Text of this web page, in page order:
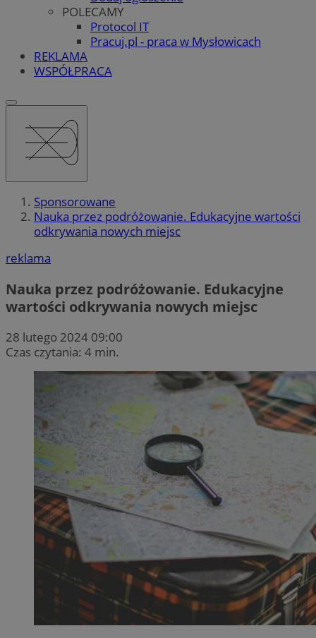
POLECAMY
Protocol IT
Pracuj.pl - praca w Mysłowicach
REKLAMA
WSPÓŁPRACA
Sponsorowane
Nauka przez podróżowanie. Edukacyjne wartości
odkrywania nowych miejsc
reklama
Nauka przez podróżowanie. Edukacyjne
wartości odkrywania nowych miejsc
28 lutego 2024 09:00
Czas czytania: 4 min.